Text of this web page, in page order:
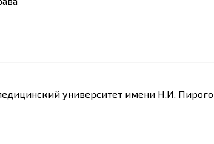
университет имени Н.И.